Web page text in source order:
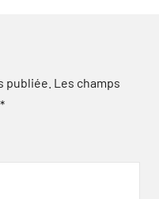
publiée. Les champs
*